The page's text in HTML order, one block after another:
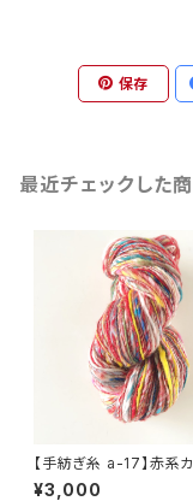
保存
最近チェックした
【手紡ぎ糸 a-17】赤系
ル 細めアートヤーン
¥3,000